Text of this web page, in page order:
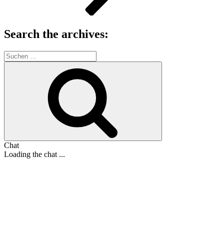
Search the archives:
Suche
nach:
Chat
Loading the chat ...